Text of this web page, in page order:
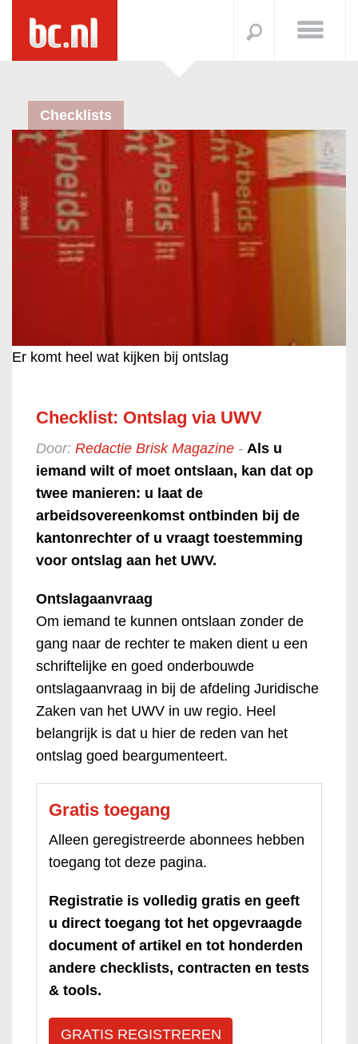
Checklists
Er komt heel wat kijken bij ontslag
Checklist: Ontslag via UWV
Door: Redactie Brisk Magazine - Als u
iemand wilt of moet ontslaan, kan dat op
twee manieren: u laat de
arbeidsovereenkomst ontbinden bij de
kantonrechter of u vraagt toestemming
voor ontslag aan het UWV.
Ontslagaanvraag
Om iemand te kunnen ontslaan zonder de
gang naar de rechter te maken dient u een
schriftelijke en goed onderbouwde
ontslagaanvraag in bij de afdeling Juridische
Zaken van het UWV in uw regio. Heel
belangrijk is dat u hier de reden van het
ontslag goed beargumenteert.
Gratis toegang
Alleen geregistreerde abonnees hebben
toegang tot deze pagina.
Registratie is volledig gratis en geeft
u direct toegang tot het opgevraagde
document of artikel en tot honderden
andere checklists, contracten en tests
& tools.
GRATIS REGISTREREN